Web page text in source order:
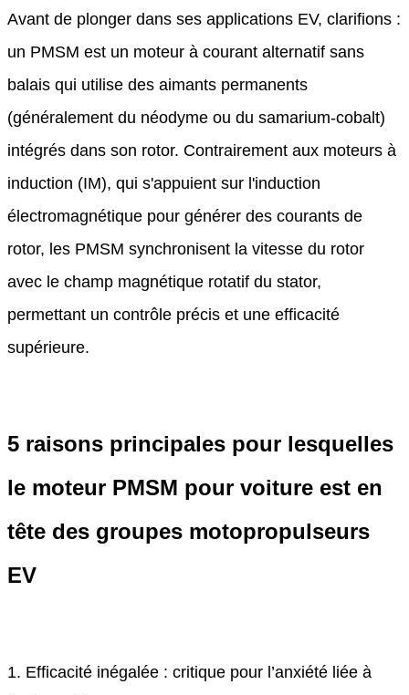
Avant de plonger dans ses applications EV, clarifions :
un PMSM est un moteur à courant alternatif sans
balais qui utilise des aimants permanents
(généralement du néodyme ou du samarium-cobalt)
intégrés dans son rotor. Contrairement aux moteurs à
induction (IM), qui s'appuient sur l'induction
électromagnétique pour générer des courants de
rotor, les PMSM synchronisent la vitesse du rotor
avec le champ magnétique rotatif du stator,
permettant un contrôle précis et une efficacité
supérieure.
5 raisons principales pour lesquelles
le moteur PMSM pour voiture est en
tête des groupes motopropulseurs
EV
1. Efficacité inégalée : critique pour l’anxiété liée à